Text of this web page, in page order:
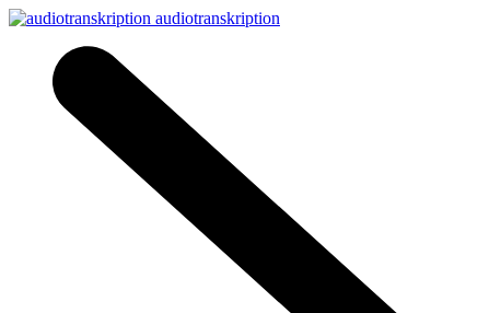
audiotranskription